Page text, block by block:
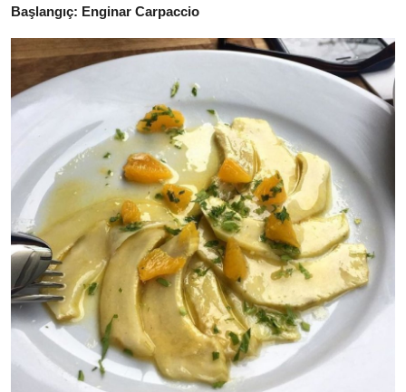
Başlangıç: Enginar Carpaccio